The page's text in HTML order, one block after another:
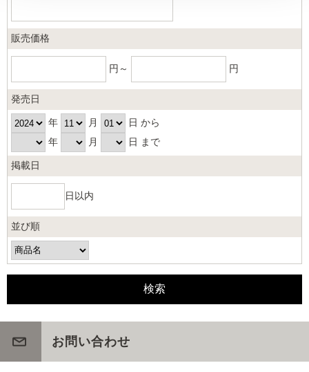
販売価格
円～ 円
発売日
年 月
日 から
年
月 日 まで
掲載日
日以内
並び順
お問い合わせ